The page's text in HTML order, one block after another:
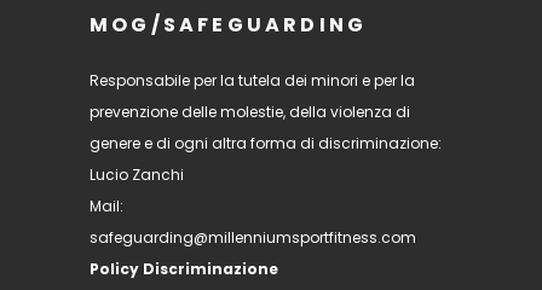
MOG/SAFEGUARDING
Responsabile per la tutela dei minori e per la
prevenzione delle molestie, della violenza di
genere e di ogni altra forma di discriminazione:
Lucio Zanchi
Mail:
safeguarding@millenniumsportfitness.com
Policy Discriminazione